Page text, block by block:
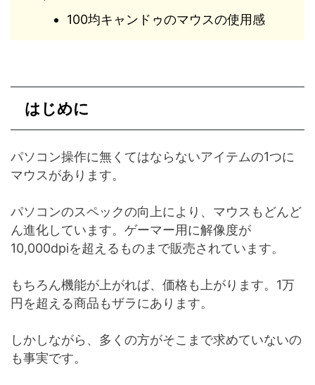
100均キャンドゥのマウスの使用感
はじめに
パソコン操作に無くてはならないアイテムの1つに
マウスがあります。
パソコンのスペックの向上により、マウスもどんど
ん進化しています。ゲーマー用に解像度が
10,000dpiを超えるものまで販売されています。
もちろん機能が上がれば、価格も上がります。1万
円を超える商品もザラにあります。
しかしながら、多くの方がそこまで求めていないの
も事実です。